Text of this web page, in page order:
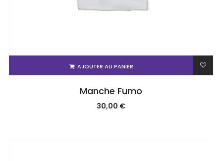
AJOUTER AU PANIER
Manche Fumo
30,00 €